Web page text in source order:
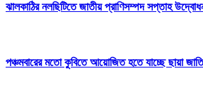
ঝালকাঠির নলছিটিতে জাতীয় প্রাণিসম্পদ সপ্তাহ
পঞ্চমবারের মতো কুবিতে আয়োজিত হতে যাচ্ছে ছায়া